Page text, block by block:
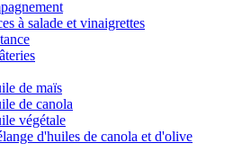
à salade et vinaigrettes
de maïs
de canola
végétale
d'huiles de canola et d'olive